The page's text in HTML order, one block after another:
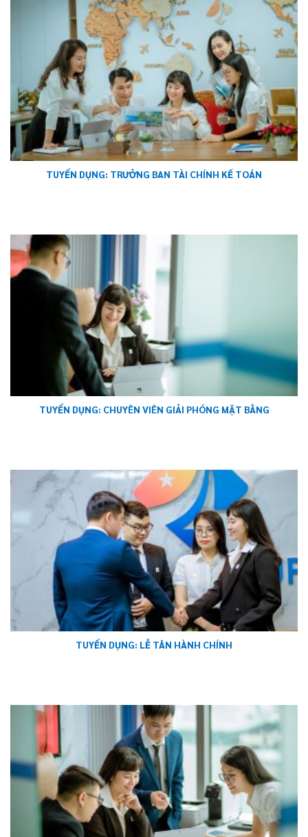
TUYỂN DỤNG: TRƯỞNG BAN TÀI CHÍNH KẾ TOÁN
TUYỂN DỤNG: CHUYÊN VIÊN GIẢI PHÓNG MẶT BẰNG
TUYỂN DỤNG: LỄ TÂN HÀNH CHÍNH